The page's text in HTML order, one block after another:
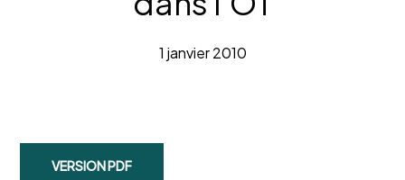
1 janvier 2010
VERSION PDF